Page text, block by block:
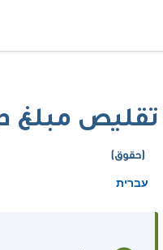
تقليص مبلغ
(حقوق)
עברית